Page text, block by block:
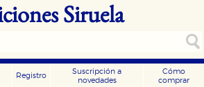
Siruela
Registro
Suscripción a
novedades
Cómo
comprar